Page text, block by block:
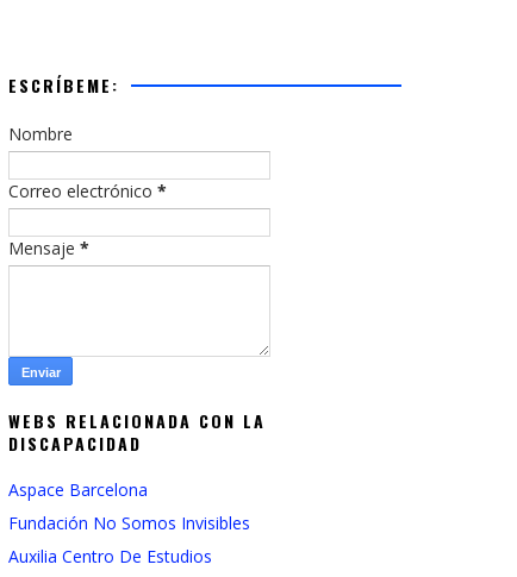
ESCRÍBEME:
Nombre
Correo electrónico *
Mensaje *
WEBS RELACIONADA CON LA
DISCAPACIDAD
Aspace Barcelona
Fundación No Somos Invisibles
Auxilia Centro De Estudios